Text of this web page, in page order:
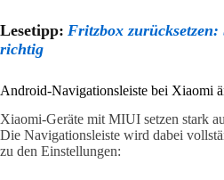
Lesetipp: Fritzbox zurücksetzen:
richtig
Android-Navigationsleiste bei Xiaomi
Xiaomi-Geräte mit MIUI setzen stark
Die Navigationsleiste wird dabei
zu den Einstellungen: